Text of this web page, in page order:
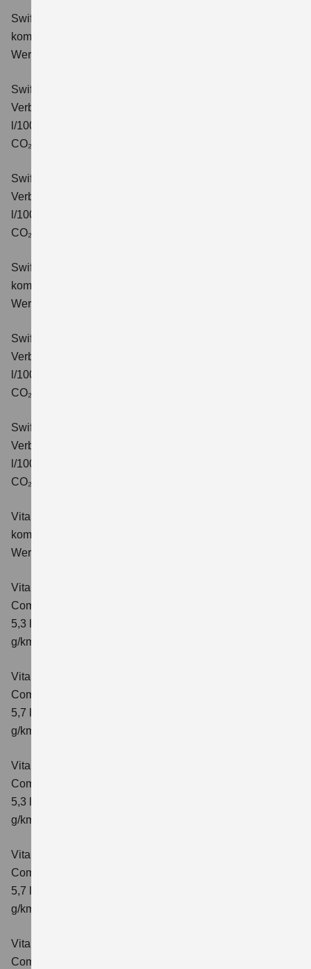
Swift 1.2 DUALJET HYBRID Comfort
kombinierter Energieverbrauch 4,4 l/100km; kombinierter
Wert der CO₂-Emission: 99 g/km; CO₂-Klasse: C.
Swift 1.2 DUALJET HYBRID CVT Comfort
Verbrauchswerte: kombinierter Energieverbrauch 4,7
l/100km; kombinierter Wert der CO₂-Emission: 106 g/km;
CO₂-Klasse: C.
Swift 1.2 DUALJET HYBRID ALLGRIP Comfort
Verbrauchswerte: kombinierter Energieverbrauch 4,9
l/100km; kombinierter Wert der CO₂-Emission: 110 g/km;
CO₂-Klasse: C.
Swift 1.2 DUALJET HYBRID Comfort+
kombinierter Energieverbrauch 4,4 l/100km; kombinierter
Wert der CO₂-Emission: 99 g/km; CO₂-Klasse: C.
Swift 1.2 DUALJET HYBRID CVT Comfort+
Verbrauchswerte: kombinierter Energieverbrauch 4,7
l/100km; kombinierter Wert der CO₂-Emission: 106 g/km;
CO₂-Klasse: C.
Swift 1.2 DUALJET HYBRID ALLGRIP Comfort+
Verbrauchswerte: kombinierter Energieverbrauch 4,9
l/100km; kombinierter Wert der CO₂-Emission: 110 g/km;
CO₂-Klasse: C.
Vitara 1.4 BOOSTERJET HYBRID Club
kombinierter Energieverbrauch 5,3 l/100km; kombinierter
Wert der CO₂-Emission: 119 g/km; CO₂-Klasse: D
Vitara 1.4 BOOSTERJET HYBRID
Comfort
5,3 l/100km; kombinierter Wert der CO₂-Emission: 119
g/km; CO₂-Klasse: D
Vitara 1.4 BOOSTERJET HYBRID AT
Comfort
5,7 l/100 km; kombinierter Wert der CO₂-Emission: 129
g/km; CO₂-Klasse: D
Vitara 1.4 BOOSTERJET HYBRID
Comfort+
5,3 l/100km; kombinierter Wert der CO₂-Emission: 120
g/km; CO₂-Klasse: D
Vitara 1.4 BOOSTERJET HYBRID AT
Comfort+
5,7 l/100km; kombinierter Wert der CO₂-Emission: 130
g/km; CO₂-Klasse: D
Vitara 1.4 BOOSTERJET HYBRID ALLGRIP
Comfort